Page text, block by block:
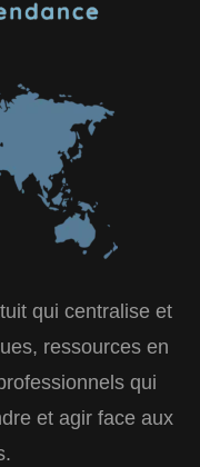
qui centralise et
ressources en
qui
et agir face aux